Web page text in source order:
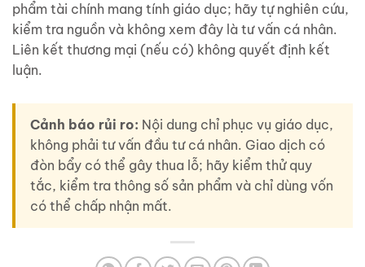
phẩm tài chính mang tính giáo dục; hãy tự nghiên cứu,
kiểm tra nguồn và không xem đây là tư vấn cá nhân.
Liên kết thương mại (nếu có) không quyết định kết
luận.
Cảnh báo rủi ro: Nội dung chỉ phục vụ giáo dục,
không phải tư vấn đầu tư cá nhân. Giao dịch có
đòn bẩy có thể gây thua lỗ; hãy kiểm thử quy
tắc, kiểm tra thông số sản phẩm và chỉ dùng vốn
có thể chấp nhận mất.